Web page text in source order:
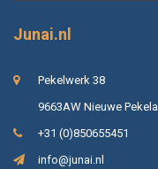
Junai.nl
Pekelwerk 38
9663AW Nieuwe Pekela
+31 (0)850655451
info@junai.nl